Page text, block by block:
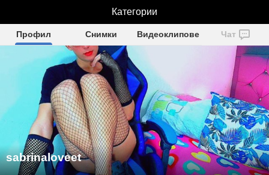
sabrinaloveet
Профил Снимки Видеоклипове Чат
sabrinaloveet
Категории